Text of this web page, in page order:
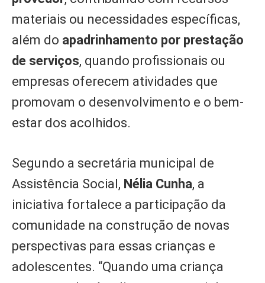
materiais ou necessidades específicas,
além do apadrinhamento por prestação
de serviços, quando profissionais ou
empresas oferecem atividades que
promovam o desenvolvimento e o bem-
estar dos acolhidos.
Segundo a secretária municipal de
Assistência Social, Nélia Cunha, a
iniciativa fortalece a participação da
comunidade na construção de novas
perspectivas para essas crianças e
adolescentes. “Quando uma criança